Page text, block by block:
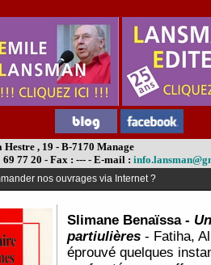
, 19 - B-7170 Manage
77 20 - Fax : --- - E-mail :
nos ouvrages via Internet ?
Slimane Benaïssa -
partiulières - Fatiha,
éprouvé quelques